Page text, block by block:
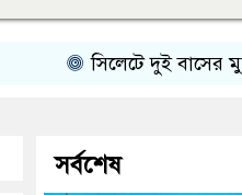
সিলেটে দুই বাসের
সর্বশেষ